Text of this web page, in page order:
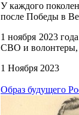
У каждого
после Победы в
1 ноября 2023
СВО и волонтеры,
1 Ноября 2023
Образ будущего